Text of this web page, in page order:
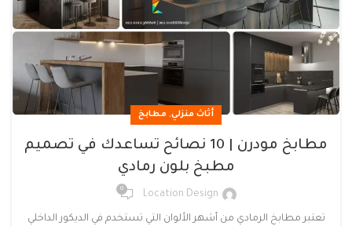
أثاث منزلي, مطابخ
مطابخ مودرن | 10 نصائح تساعدك في تصميم
مطبخ بلون رمادي
Location Design
0
تعتبر مطابخ الرمادي من أشهر الألوان التي تستخدم في الديكور الداخلي